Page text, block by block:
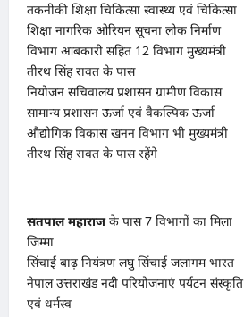
तकनीकी शिक्षा चिकित्सा स्वास्थ्य एवं चिकित्सा
शिक्षा नागरिक ओरियन सूचना लोक निर्माण
विभाग आबकारी सहित 12 विभाग मुख्यमंत्री
तीरथ सिंह रावत के पास
नियोजन सचिवालय प्रशासन ग्रामीण विकास
सामान्य प्रशासन ऊर्जा एवं वैकल्पिक ऊर्जा
औद्योगिक विकास खनन विभाग भी मुख्यमंत्री
तीरथ सिंह रावत के पास रहेंगे
सतपाल महाराजके पास 7 विभागों का मिला
जिम्मा
सिंचाई बाढ़ नियंत्रण लघु सिंचाई जलागम भारत
नेपाल उत्तराखंड नदी परियोजनाएं पर्यटन संस्कृति
एवं धर्मस्व